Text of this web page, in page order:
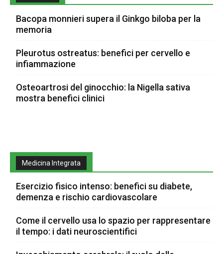
Bacopa monnieri supera il Ginkgo biloba per la
memoria
Pleurotus ostreatus: benefici per cervello e
infiammazione
Osteoartrosi del ginocchio: la Nigella sativa
mostra benefici clinici
Medicina Integrata
Esercizio fisico intenso: benefici su diabete,
demenza e rischio cardiovascolare
Come il cervello usa lo spazio per rappresentare
il tempo: i dati neuroscientifici